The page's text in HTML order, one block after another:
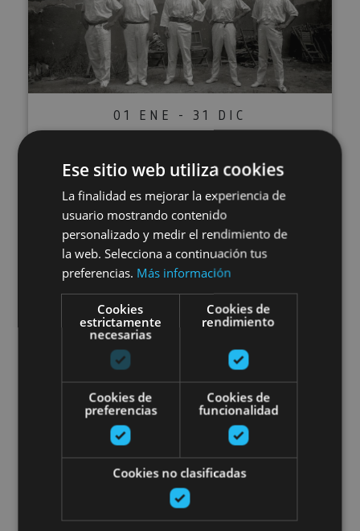
01 ENE - 31 DIC
de la pelota vasca
Pamplona
Visita guiada. Del juego
01 ENE - 31 DIC
Visita guiada. Del juego
directo de pelota al juego
Ese sitio web utiliza cookies
La finalidad es mejorar la experiencia de
usuario mostrando contenido
personalizado y medir el rendimiento de
la web. Selecciona a continuación tus
preferencias. Más información
Cookies
estrictamente
necesarias
Cookies de
rendimiento
Cookies de
preferencias
Cookies de
funcionalidad
Cookies no clasificadas